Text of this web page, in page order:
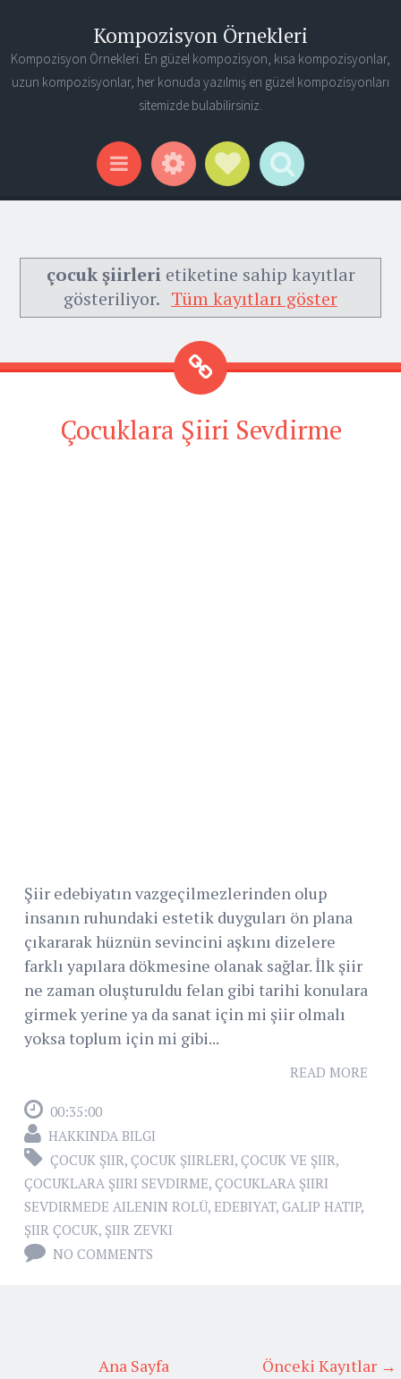
Kompozisyon Örnekleri
Kompozisyon Örnekleri. En güzel kompozisyon, kısa kompozisyonlar,
uzun kompozisyonlar, her konuda yazılmış en güzel kompozisyonları
sitemizde bulabilirsiniz.
Menu WidgetsSocial Links
Search
çocuk şiirlerietiketine sahip kayıtlar
gösteriliyor. Tüm kayıtları göster
Çocuklara Şiiri Sevdirme
Şiir edebiyatın vazgeçilmezlerinden olup
insanın ruhundaki estetik duyguları ön plana
çıkararak hüznün sevincini aşkını dizelere
farklı yapılara dökmesine olanak sağlar. İlk şiir
ne zaman oluşturuldu felan gibi tarihi konulara
girmek yerine ya da sanat için mi şiir olmalı
yoksa toplum için mi gibi...
READ MORE
00:35:00
HAKKINDA BILGI
ÇOCUK ŞIIR, ÇOCUK ŞIIRLERI, ÇOCUK VE ŞIIR,
ÇOCUKLARA ŞIIRI SEVDIRME, ÇOCUKLARA ŞIIRI
SEVDIRMEDE AILENIN ROLÜ, EDEBIYAT, GALIP HATIP,
ŞIIR ÇOCUK, ŞIIR ZEVKI
NO COMMENTS
Önceki Kayıtlar →
Ana Sayfa